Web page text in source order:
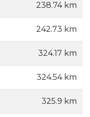
238.74 km
242.73 km
324.17 km
324.54 km
325.9 km